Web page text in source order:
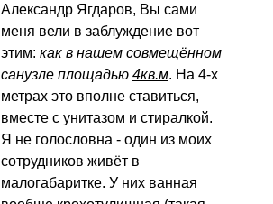
Александр Ягдаров, Вы сами
меня вели в заблуждение вот
этим: как в нашем совмещённом
санузле площадью 4кв.м. На 4-х
метрах это вполне ставиться,
вместе с унитазом и стиралкой.
Я не голословна - один из моих
сотрудников живёт в
малогабаритке. У них ванная